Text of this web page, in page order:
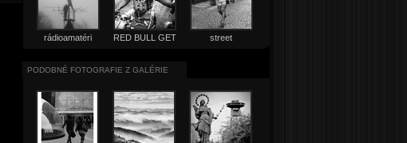
rádioamatéri
RED BULL GET
street
PODOBNÉ FOTOGRAFIE Z GALÉRIE